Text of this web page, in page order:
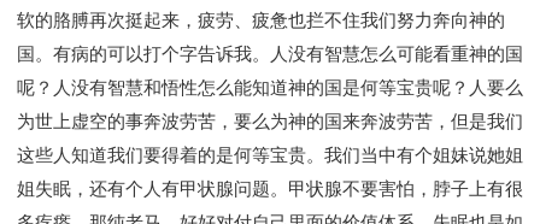
软的胳膊再次挺起来，疲劳、疲惫也拦不住我们努力奔向神的
国。有病的可以打个字告诉我。人没有智慧怎么可能看重神的国
呢？人没有智慧和悟性怎么能知道神的国是何等宝贵呢？人要么
为世上虚空的事奔波劳苦，要么为神的国来奔波劳苦，但是我们
这些人知道我们要得着的是何等宝贵。我们当中有个姐妹说她姐
姐失眠，还有个人有甲状腺问题。甲状腺不要害怕，脖子上有很